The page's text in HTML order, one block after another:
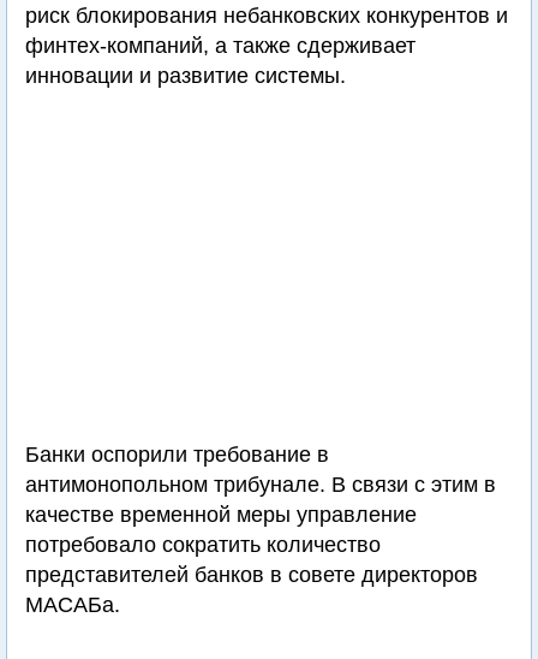
риск блокирования небанковских конкурентов и
финтех-компаний, а также сдерживает
инновации и развитие системы.
Банки оспорили требование в
антимонопольном трибунале. В связи с этим в
качестве временной меры управление
потребовало сократить количество
представителей банков в совете директоров
МАСАБа.